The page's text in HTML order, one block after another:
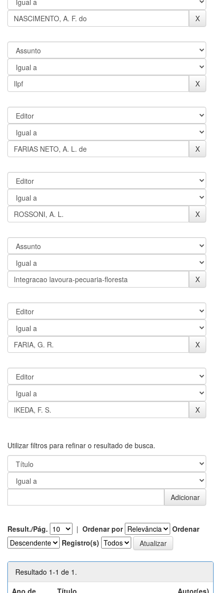
Utilizar filtros para refinar o resultado de busca.
Result./Pág. | Ordenar por
Ordenar
Registro(s)
Resultado 1-1 de 1.
Ano de
Título Autor(es)